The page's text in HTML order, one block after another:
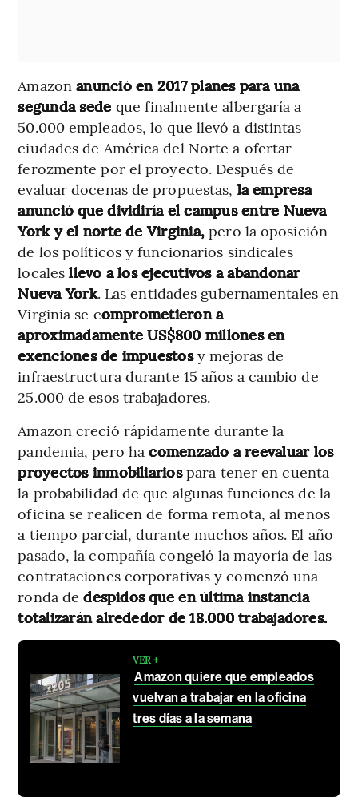
Amazon anunció en 2017 planes para una
segunda sede que finalmente albergaría a
50.000 empleados, lo que llevó a distintas
ciudades de América del Norte a ofertar
ferozmente por el proyecto. Después de
evaluar docenas de propuestas, la empresa
anunció que dividiría el campus entre Nueva
York y el norte de Virginia, pero la oposición
de los políticos y funcionarios sindicales
locales llevó a los ejecutivos a abandonar
Nueva York. Las entidades gubernamentales en
Virginia se comprometieron a
aproximadamente US$800 millones en
exenciones de impuestosy mejoras de
infraestructura durante 15 años a cambio de
25.000 de esos trabajadores.
Amazon creció rápidamente durante la
pandemia, pero ha comenzado a reevaluar los
proyectos inmobiliariospara tener en cuenta
la probabilidad de que algunas funciones de la
oficina se realicen de forma remota, al menos
a tiempo parcial, durante muchos años. El año
pasado, la compañía congeló la mayoría de las
contrataciones corporativas y comenzó una
ronda dedespidos que en última instancia
totalizarán alrededor de 18.000 trabajadores.
VER +
Amazon quiere que empleados
vuelvan a trabajar en la oficina
tres días a la semana